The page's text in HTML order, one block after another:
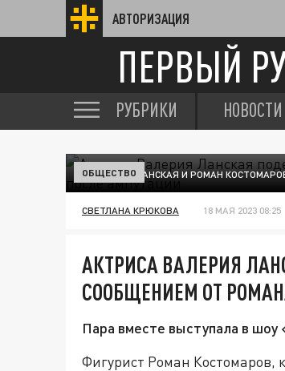
АВТОРИЗАЦИЯ
ПЕРВЫЙ
РУБРИКИ НОВОСТИ
ВАЛЕРИЯ ЛАНСКАЯ И РОМАН КОСТОМАРОВ
ОБЩЕСТВО
СВЕТЛАНА КРЮКОВА 18 МАЯ 2023 08:25
АКТРИСА ВАЛЕРИЯ
СООБЩЕНИЕМ ОТ
Пара вместе выступала в
Фигурист Роман Костомаров,